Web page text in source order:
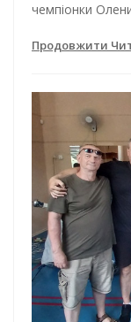
чемпіонки
Продовжити